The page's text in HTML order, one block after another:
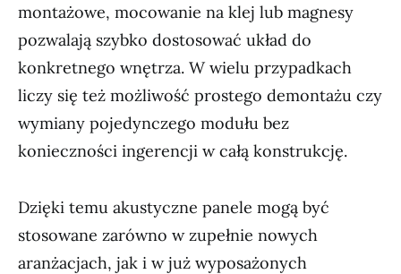
montażowe, mocowanie na klej lub magnesy
pozwalają szybko dostosować układ do
konkretnego wnętrza. W wielu przypadkach
liczy się też możliwość prostego demontażu czy
wymiany pojedynczego modułu bez
konieczności ingerencji w całą konstrukcję.
Dzięki temu akustyczne panele mogą być
stosowane zarówno w zupełnie nowych
aranżacjach, jak i w już wyposażonych